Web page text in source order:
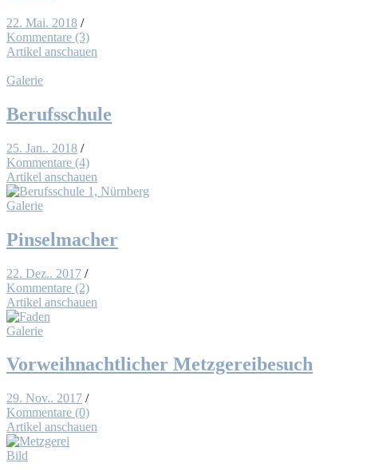
22. Mai. 2018 /
Kommentare (3)
Artikel anschauen
Galerie
Be­rufs­schu­le
25. Jan.. 2018 /
Kommentare (4)
Artikel anschauen
Galerie
Pin­sel­ma­cher
22. Dez.. 2017 /
Kommentare (2)
Artikel anschauen
Galerie
Vor­weih­nacht­li­cher Metz­ge­rei­be­such
29. Nov.. 2017 /
Kommentare (0)
Artikel anschauen
Bild